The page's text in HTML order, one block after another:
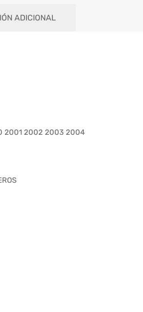
ADICIONAL
2001 2002 2003 2004